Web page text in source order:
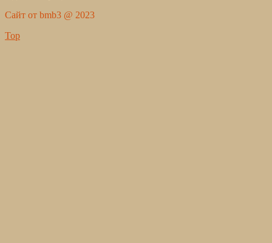
Сайт от bmb3 @ 2023
Top